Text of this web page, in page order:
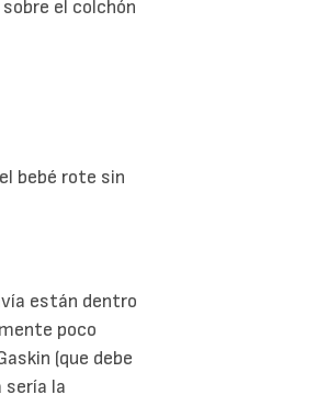
el colchón
bebé rote sin
están dentro
poco
(que debe
sería la